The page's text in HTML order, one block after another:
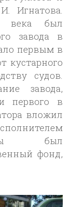
Игнатова.
века был
завода в
первым в
кустарного
судов.
завода,
первого в
вложил
был
фонд,